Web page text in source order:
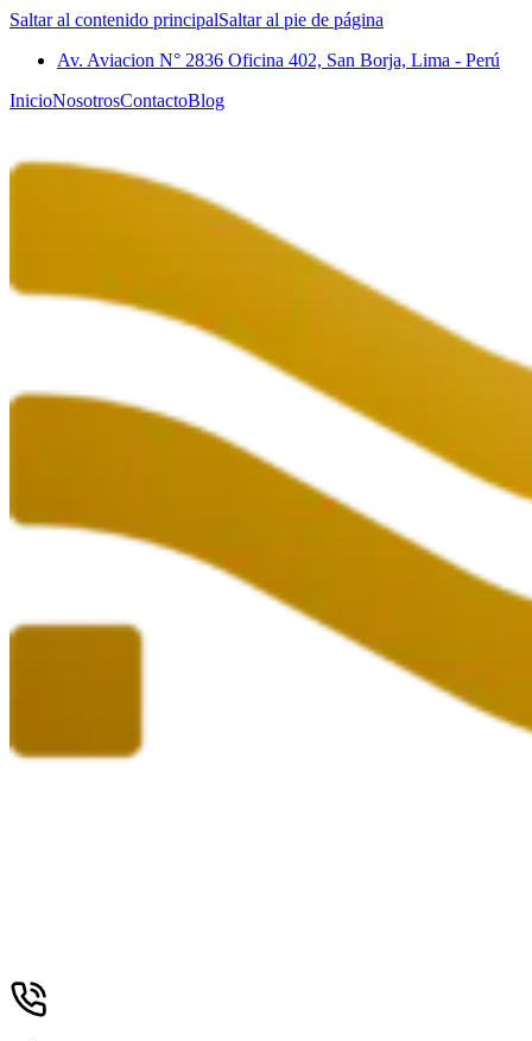
Saltar al contenido principalSaltar al pie de página
Av. Aviacion N° 2836 Oficina 402, San Borja, Lima - Perú
InicioNosotrosContactoBlog